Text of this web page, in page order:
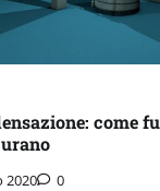
come
2020 0